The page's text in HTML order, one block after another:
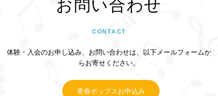
お問い合わせ
CONTACT
体験・入会のお申し込み、お問い合わせは、以下メールフォームか
らお寄せください。
青春ポップスお申込み